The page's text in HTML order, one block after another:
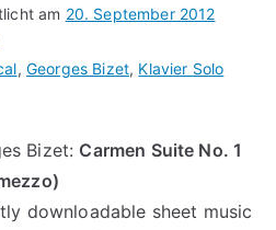
am 20. September 2012
, Georges Bizet, Klavier Solo
Bizet: Carmen Suite No. 1
downloadable sheet music